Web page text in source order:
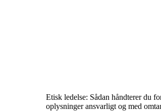
Etisk ledelse: Sådan håndterer du
oplysninger ansvarligt og med